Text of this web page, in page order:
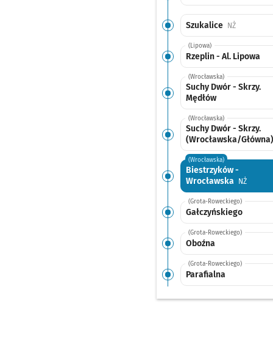
Szukalice NŻPrzystanek
(Lipowa)
Rzeplin - Al. Lipowa
(Wrocławska)
Suchy Dwór - Skrzy.
Mędłów
(Wrocławska)
Suchy Dwór - Skrzy.
(Wrocławska/Główna)
(Wrocławska)
Biestrzyków -
Wrocławska
NŻ
(Grota-Roweckiego)
Gałczyńskiego
(Grota-Roweckiego)
Oboźna
(Grota-Roweckiego)
Parafialna